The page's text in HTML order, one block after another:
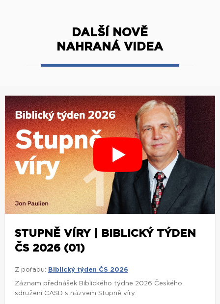
DALŠÍ NOVĚ
NAHRANÁ VIDEA
STUPNĚ VÍRY | BIBLICKÝ TÝDEN
ČS 2026 (01)
Z pořadu: Biblický týden ČS 2026
Záznam přednášek Biblického týdne 2026 Českého
sdružení CASD s názvem Stupně víry.